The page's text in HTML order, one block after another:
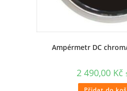
Ampérmetr DC
2 490,00 Kč